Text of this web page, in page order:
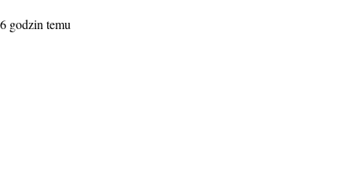
6 godzin temu